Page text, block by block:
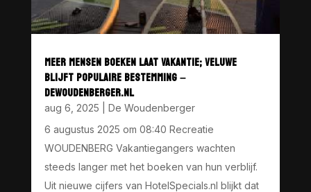
MEER MENSEN BOEKEN LAAT VAKANTIE; VELUWE
BLIJFT POPULAIRE BESTEMMING –
DEWOUDENBERGER.NL
aug 6, 2025
De Woudenberger
6 augustus 2025 om 08:40 Recreatie
WOUDENBERG Vakantiegangers wachten
steeds langer met het boeken van hun verblijf.
Uit nieuwe cijfers van HotelSpecials.nl blijkt dat